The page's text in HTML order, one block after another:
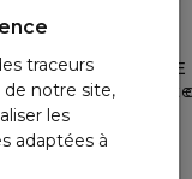
cil à cil -
OVERVOLUME
volume extrême et
€ 4.7
traceurs
notre site,
les
adaptées à